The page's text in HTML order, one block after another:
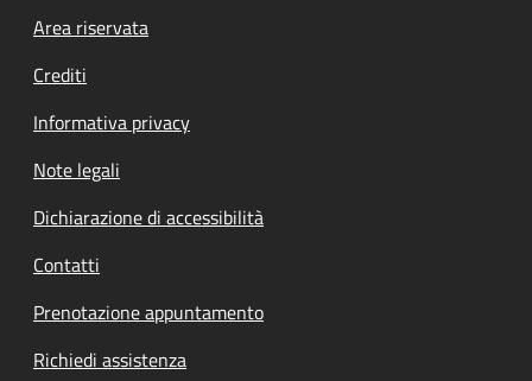
Footer menu
Area riservata
Crediti
Informativa privacy
Note legali
Dichiarazione di accessibilità
Contatti
Prenotazione appuntamento
Richiedi assistenza